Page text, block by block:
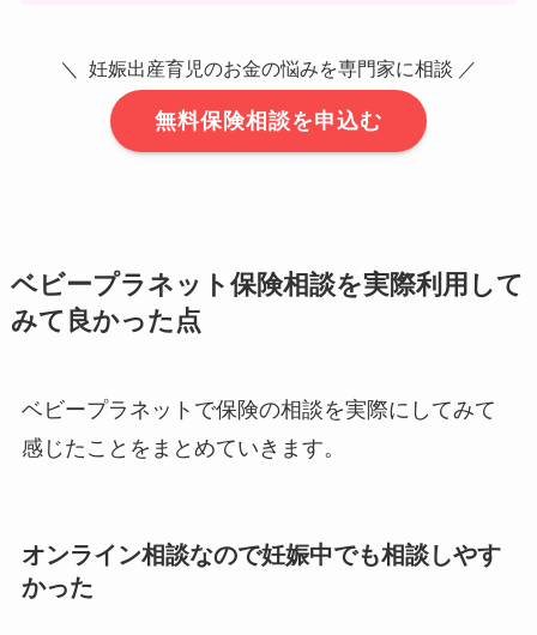
＼ 妊娠出産育児のお金の悩みを専門家に相談 ／
無料保険相談を申込む
ベビープラネット保険相談を実際利用して
みて良かった点
ベビープラネットで保険の相談を実際にしてみて
感じたことをまとめていきます。
オンライン相談なので妊娠中でも相談しやす
かった